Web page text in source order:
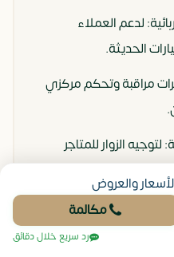
لدعم العملاء
الحديثة.
مراقبة وتحكم مركزي
الزوار للمتاجر
في مول
خيار ذكي؟
والعروض
مكالمة
رد سريع خلال دقائق